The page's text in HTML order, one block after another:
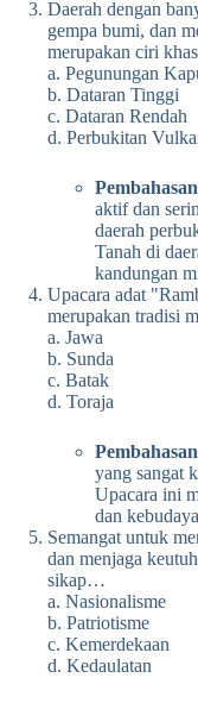
Daerah dengan
gempa bumi, dan
merupakan ciri
a. Pegunungan
b. Dataran Tinggi
c. Dataran Rendah
d. Perbukitan
aktif dan
daerah
Tanah di
kandungan
Upacara adat
merupakan tradisi
a. Jawa
b. Sunda
c. Batak
d. Toraja
yang sangat
Upacara ini
dan
Semangat untuk
dan menjaga
sikap…
a. Nasionalisme
b. Patriotisme
c. Kemerdekaan
d. Kedaulatan